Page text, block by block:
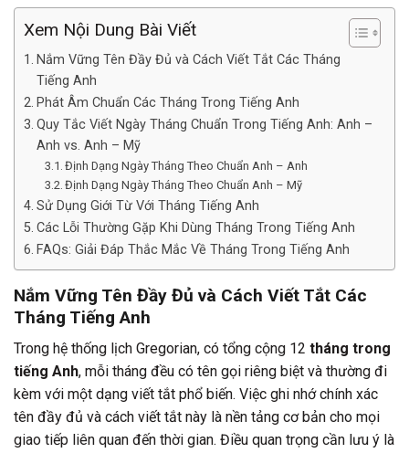
Xem Nội Dung Bài Viết
Nắm Vững Tên Đầy Đủ và Cách Viết Tắt Các Tháng
Tiếng Anh
Phát Âm Chuẩn Các Tháng Trong Tiếng Anh
Quy Tắc Viết Ngày Tháng Chuẩn Trong Tiếng Anh: Anh –
Anh vs. Anh – Mỹ
Định Dạng Ngày Tháng Theo Chuẩn Anh – Anh
Định Dạng Ngày Tháng Theo Chuẩn Anh – Mỹ
Sử Dụng Giới Từ Với Tháng Tiếng Anh
Các Lỗi Thường Gặp Khi Dùng Tháng Trong Tiếng Anh
FAQs: Giải Đáp Thắc Mắc Về Tháng Trong Tiếng Anh
Nắm Vững Tên Đầy Đủ và Cách Viết Tắt Các
Tháng Tiếng Anh
Trong hệ thống lịch Gregorian, có tổng cộng 12 tháng trong
tiếng Anh, mỗi tháng đều có tên gọi riêng biệt và thường đi
kèm với một dạng viết tắt phổ biến. Việc ghi nhớ chính xác
tên đầy đủ và cách viết tắt này là nền tảng cơ bản cho mọi
giao tiếp liên quan đến thời gian. Điều quan trọng cần lưu ý là